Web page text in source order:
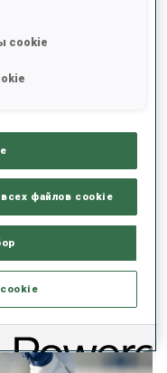
Lisa Vittozzi, with a
and have
Total Score.
cookie
файлов cookie